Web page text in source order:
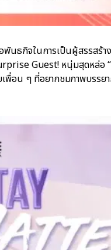
ธกิจในการเป็นผู้สรรสร้
Guest! หนุ่มสุดหล่อ
พื่อน ๆ ที่อยากชมภาพบร